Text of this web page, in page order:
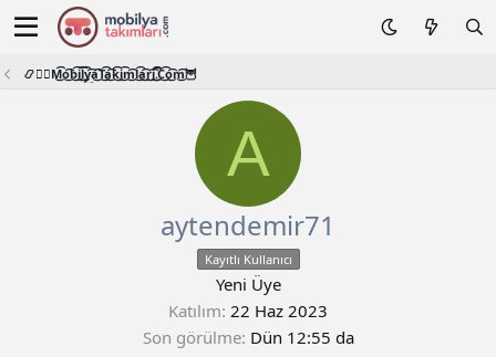
📿🧙‍♂️M͜͡o͜͡b͜͡i͜͡l͜͡y͜͡a͜͡T͜͡a͜͡k͜͡i͜͡m͜͡l͜͡a͜͡r͜͡i͜͡.͜͡C͜͡o͜͡m͜͡🦉
A
aytendemir71
Kayıtlı Kullanıcı
Yeni Üye
Katılım 22 Haz 2023
Son görülme Dün 12:55 da